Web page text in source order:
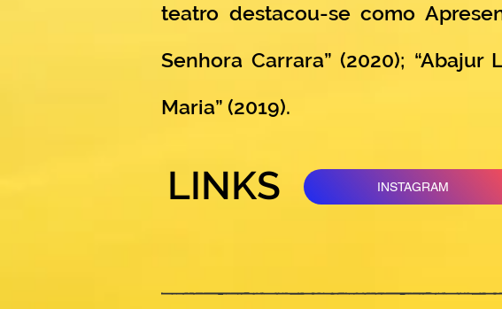
teatro destacou-se como
Senhora Carrara” (2020); “Abajur
Maria” (2019).
LINKS INSTAGRAM